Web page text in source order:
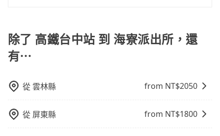
50%的交通費用。
修理，每一次租車都好像在開樂透一樣。另外，偶爾也
會遇到明明已經預約了時間但上一位用戶卻遲遲尚未歸
還，又或者要還車時卻偏偏找不到停車位，對於急著用
雖然路邊隨租隨還看似方便，但實際使用時還是有其區
距離，在遇到下雨天或者載行李時，就顯得非常不便。
海寮派出所的最佳選擇。
個城市到另一個城市的長途包車。
乘客盡量塞、盡量放。在預定前，建議先丈量好尺寸，
並事先透過官網的線上客服洽詢，確認沒問題再下訂。
乘客負擔，沒有其他巧令名目的隱藏費用，網站上看到
的價格皆為真實價格。
除了 高鐵台中站 到 海寮派出所，還
有⋯
從雲林縣 from NT$2050
從 屏東縣 from NT$1800